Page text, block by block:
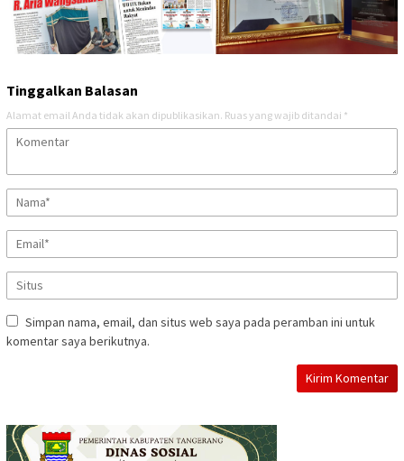
Tinggalkan Balasan
Alamat email Anda tidak akan dipublikasikan. Ruas yang wajib ditandai *
Simpan nama, email, dan situs web saya pada peramban ini untuk
komentar saya berikutnya.